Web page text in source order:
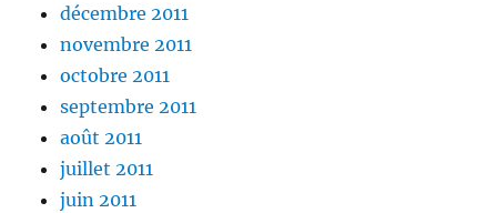
décembre 2011
novembre 2011
octobre 2011
septembre 2011
août 2011
juillet 2011
juin 2011